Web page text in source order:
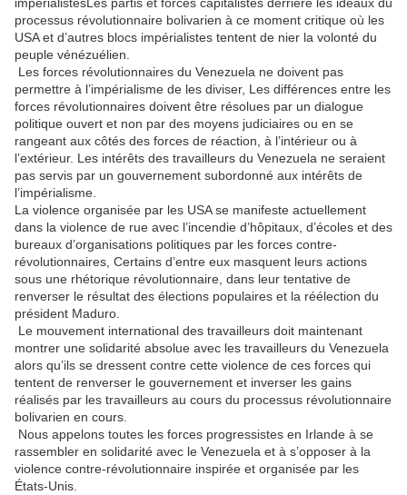
processus révolutionnaire bolivarien à ce moment critique où les
USA et d’autres blocs impérialistes tentent de nier la volonté du
peuple vénézuélien.
Les forces révolutionnaires du Venezuela ne doivent pas
permettre à l’impérialisme de les diviser, Les différences entre les
forces révolutionnaires doivent être résolues par un dialogue
politique ouvert et non par des moyens judiciaires ou en se
rangeant aux côtés des forces de réaction, à l’intérieur ou à
l’extérieur. Les intérêts des travailleurs du Venezuela ne seraient
pas servis par un gouvernement subordonné aux intérêts de
l’impérialisme.
La violence organisée par les USA se manifeste actuellement
dans la violence de rue avec l’incendie d’hôpitaux, d’écoles et des
bureaux d’organisations politiques par les forces contre-
révolutionnaires, Certains d’entre eux masquent leurs actions
sous une rhétorique révolutionnaire, dans leur tentative de
renverser le résultat des élections populaires et la réélection du
président Maduro.
Le mouvement international des travailleurs doit maintenant
montrer une solidarité absolue avec les travailleurs du Venezuela
alors qu’ils se dressent contre cette violence de ces forces qui
tentent de renverser le gouvernement et inverser les gains
réalisés par les travailleurs au cours du processus révolutionnaire
bolivarien en cours.
Nous appelons toutes les forces progressistes en Irlande à se
rassembler en solidarité avec le Venezuela et à s’opposer à la
violence contre-révolutionnaire inspirée et organisée par les
États-Unis.